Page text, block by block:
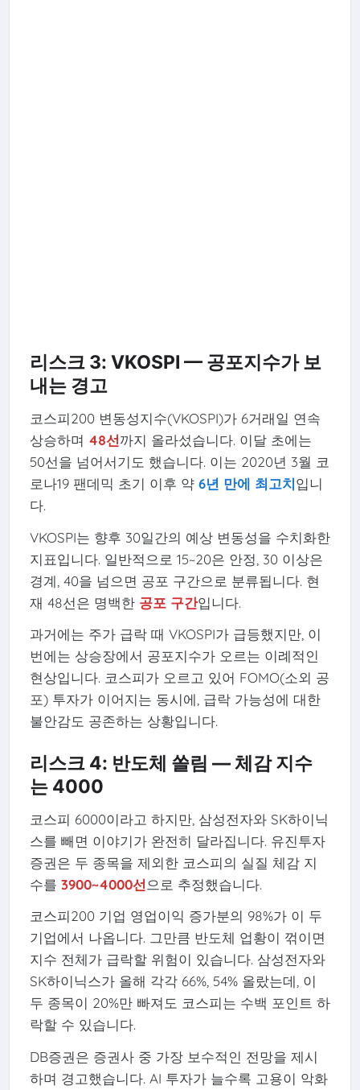
리스크 3: VKOSPI — 공포지수가 보
내는 경고
코스피200 변동성지수(VKOSPI)가 6거래일 연속
상승하며 48선까지 올라섰습니다. 이달 초에는
50선을 넘어서기도 했습니다. 이는 2020년 3월 코
로나19 팬데믹 초기 이후 약 6년 만에 최고치입니
다.
VKOSPI는 향후 30일간의 예상 변동성을 수치화한
지표입니다. 일반적으로 15~20은 안정, 30 이상은
경계, 40을 넘으면 공포 구간으로 분류됩니다. 현
재 48선은 명백한 공포 구간입니다.
과거에는 주가 급락 때 VKOSPI가 급등했지만, 이
번에는 상승장에서 공포지수가 오르는 이례적인
현상입니다. 코스피가 오르고 있어 FOMO(소외 공
포) 투자가 이어지는 동시에, 급락 가능성에 대한
불안감도 공존하는 상황입니다.
리스크 4: 반도체 쏠림 — 체감 지수
는 4000
코스피 6000이라고 하지만, 삼성전자와 SK하이닉
스를 빼면 이야기가 완전히 달라집니다. 유진투자
증권은 두 종목을 제외한 코스피의 실질 체감 지
수를 3900~4000선으로 추정했습니다.
코스피200 기업 영업이익 증가분의 98%가 이 두
기업에서 나옵니다. 그만큼 반도체 업황이 꺾이면
지수 전체가 급락할 위험이 있습니다. 삼성전자와
SK하이닉스가 올해 각각 66%, 54% 올랐는데, 이
두 종목이 20%만 빠져도 코스피는 수백 포인트 하
락할 수 있습니다.
DB증권은 증권사 중 가장 보수적인 전망을 제시
하며 경고했습니다. AI 투자가 늘수록 고용이 악화